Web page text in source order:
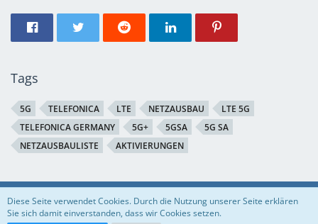
Tags
5G TELEFONICA LTE NETZAUSBAU
LTE 5G
TELEFONICA GERMANY
5G+ 5GSA
5G SA
NETZAUSBAULISTE
AKTIVIERUNGEN
Regeln Datenschutzerklärung Impressum
Diese Seite verwendet Cookies. Durch die Nutzung unserer Seite erklären
Sie sich damit einverstanden, dass wir Cookies setzen.